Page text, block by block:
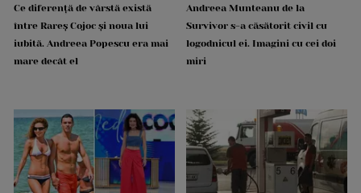
Ce diferență de vârstă există
între Rareș Cojoc și noua lui
iubită. Andreea Popescu era mai
mare decât el
Andreea Munteanu de la
Survivor s-a căsătorit civil cu
logodnicul ei. Imagini cu cei doi
miri